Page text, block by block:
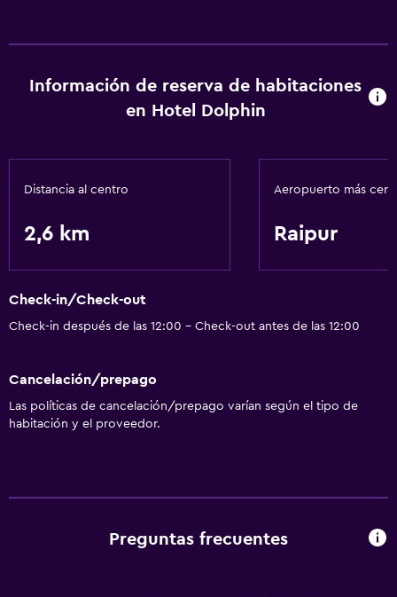
Información de reserva de habitaciones
en Hotel Dolphin
Distancia al centro
2,6 km
Aeropuerto más
Raipur
Check-in/Check-out
Check-in después de las 12:00 - Check-out antes de las 12:00
Cancelación/prepago
Las políticas de cancelación/prepago varían según el tipo de
habitación y el proveedor.
Preguntas frecuentes